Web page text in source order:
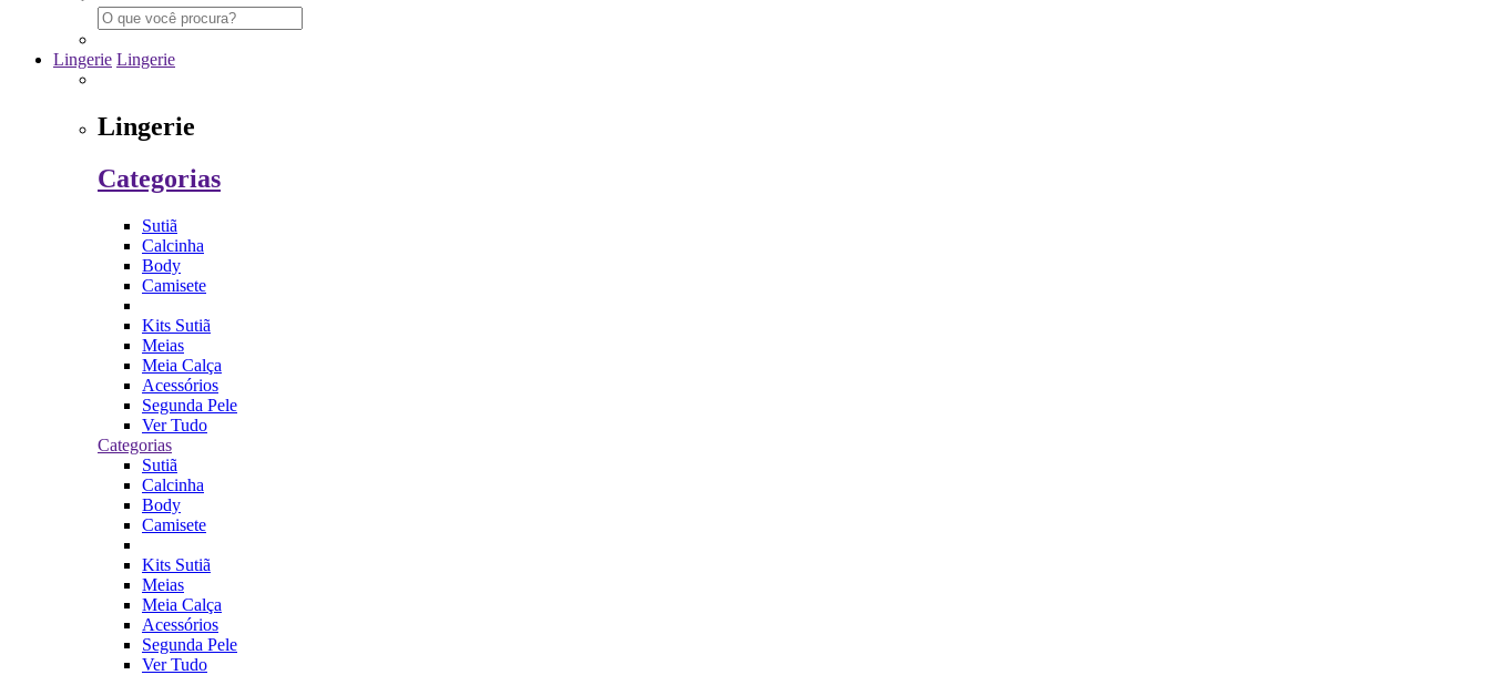
Lingerie Lingerie
Lingerie
Categorias
Sutiã
Calcinha
Body
Camisete
Kits Sutiã
Meias
Meia Calça
Acessórios
Segunda Pele
Ver Tudo
Categorias
Sutiã
Calcinha
Body
Camisete
Kits Sutiã
Meias
Meia Calça
Acessórios
Segunda Pele
Ver Tudo